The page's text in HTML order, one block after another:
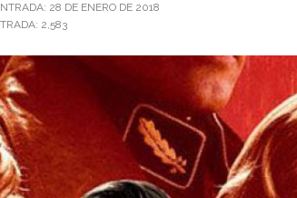
28 DE ENERO DE 2018
2,583